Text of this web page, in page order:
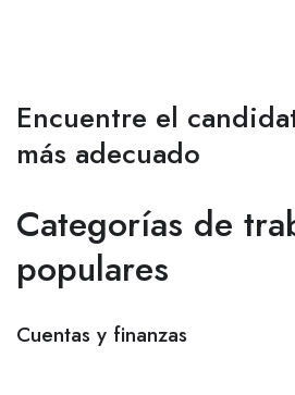
Encuentre el
más adecuado
Categorías de
populares
Cuentas y finanzas